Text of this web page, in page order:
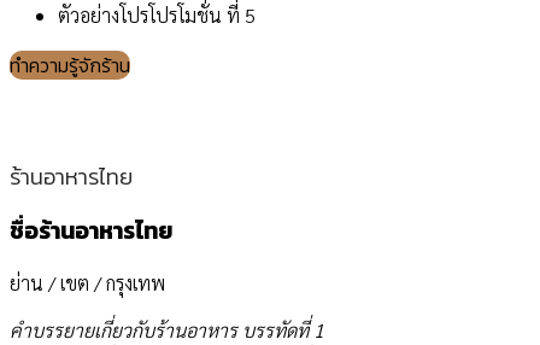
ตัวอย่างโปรโปรโมชั่น ที่ 5
ทำความรู้จักร้าน
ร้านอาหารไทย
ชื่อร้านอาหารไทย
ย่าน / เขต / กรุงเทพ
คำบรรยายเกี่ยวกับร้านอาหาร บรรทัดที่ 1